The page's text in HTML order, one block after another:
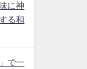
に神
る和
で一